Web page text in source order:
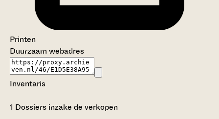
Printen
Duurzaam webadres
Inventaris
1 Dossiers inzake de verkopen